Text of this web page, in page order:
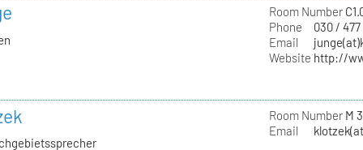
Room Number
Phone
030 /
Email
Website http://
Room NumberM
Email